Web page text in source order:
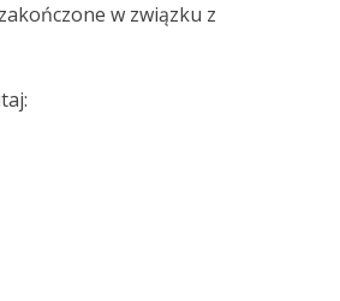
w związku z